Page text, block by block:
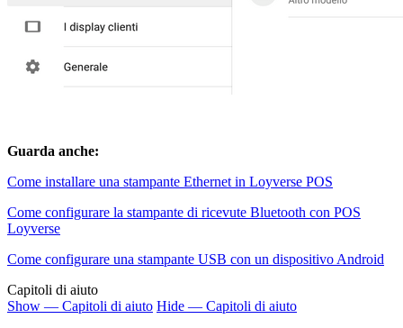
Guarda anche:
Come installare una stampante Ethernet in Loyverse POS
Come configurare la stampante di ricevute Bluetooth con POS
Loyverse
Come configurare una stampante USB con un dispositivo Android
Capitoli di aiuto
Show — Capitoli di aiuto Hide — Capitoli di aiuto